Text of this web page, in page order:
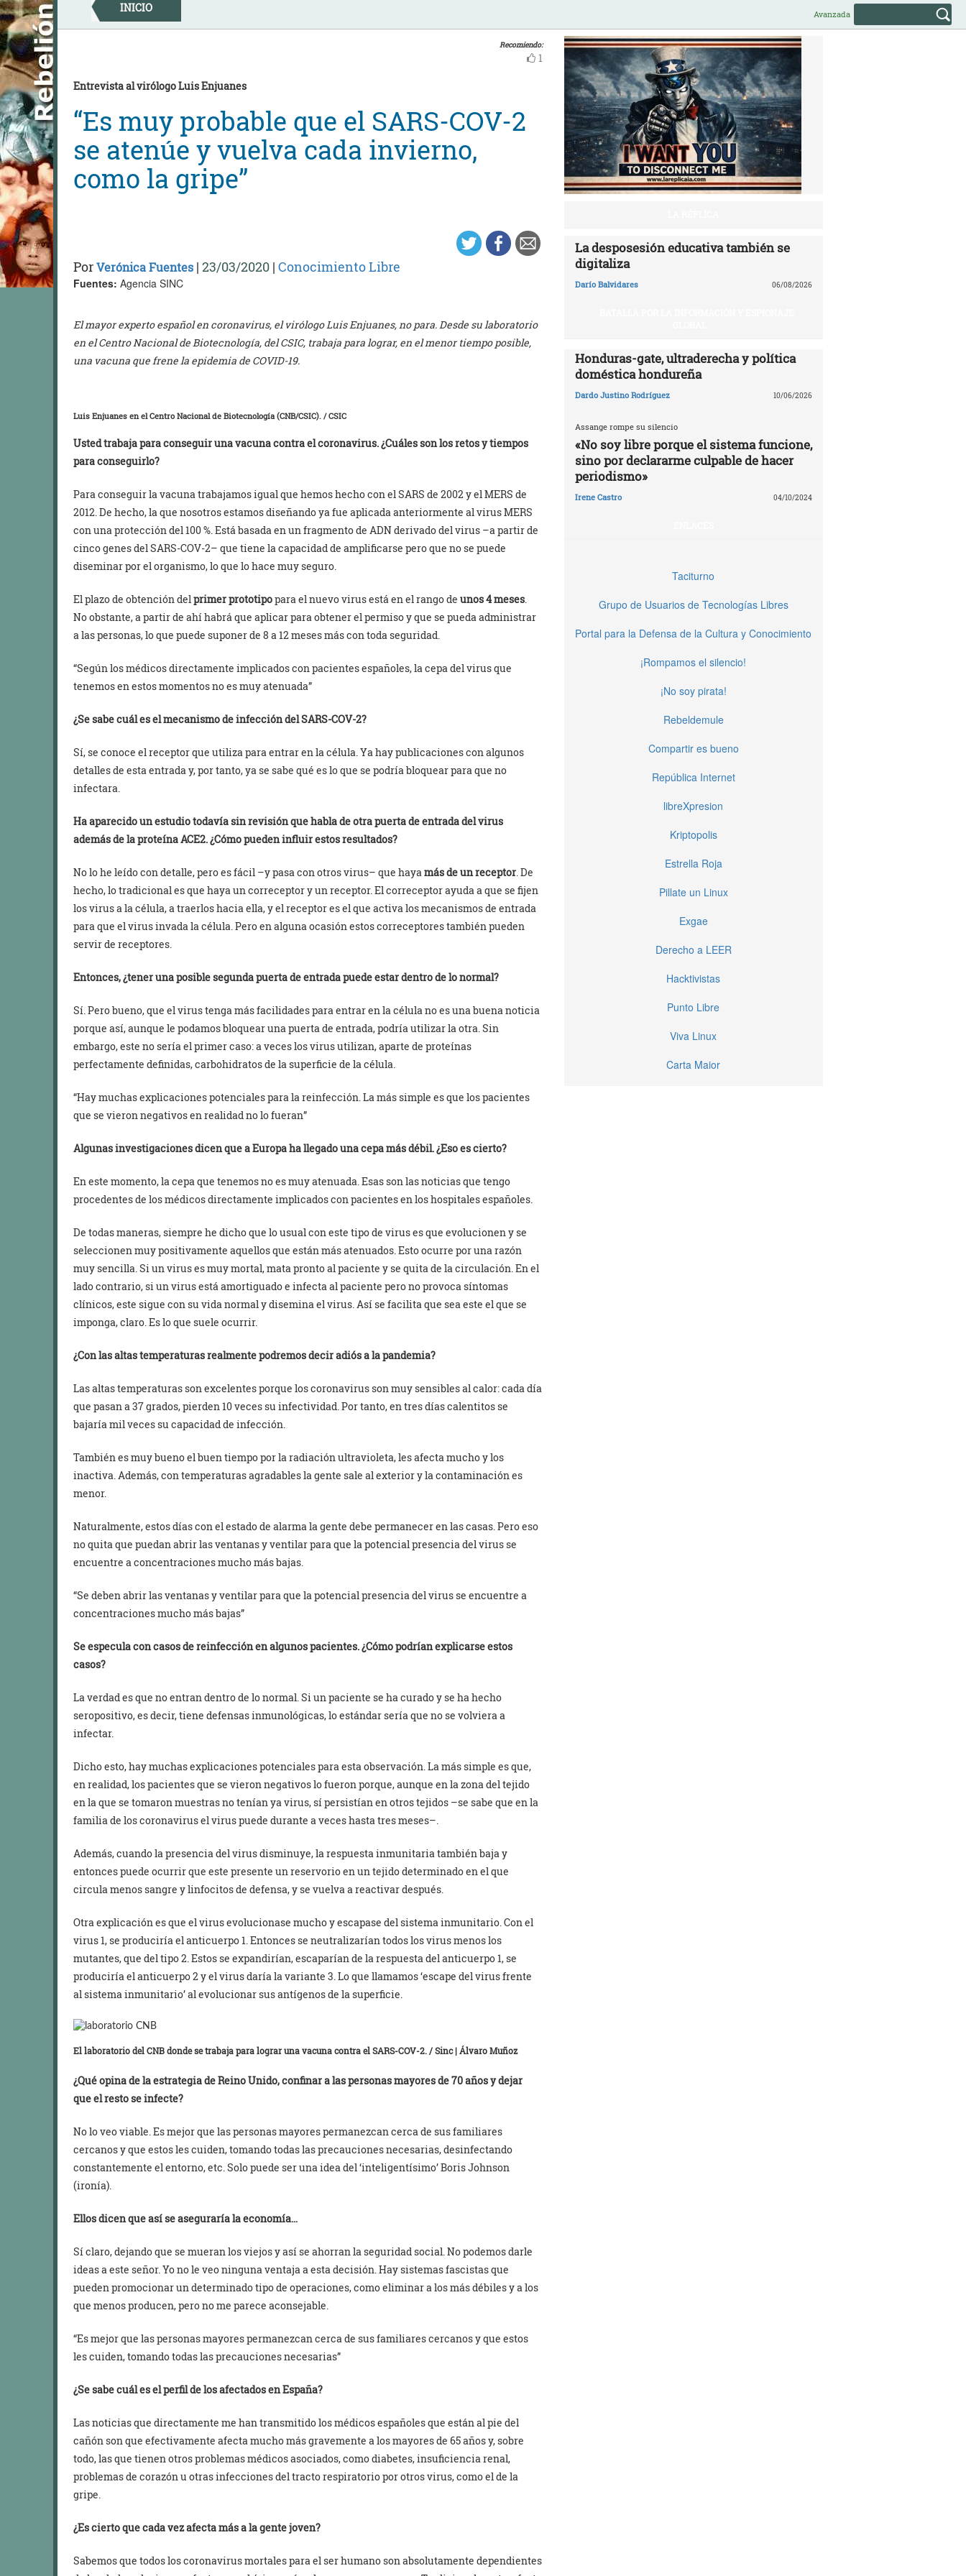
Skip
to
content
INICIO Avanzada
Recomiendo:
1
Entrevista al virólogo Luis Enjuanes
“Es muy probable que el SARS-COV-2
se atenúe y vuelva cada invierno,
como la gripe”
PorVerónica Fuentes | 23/03/2020 | Conocimiento Libre
Fuentes: Agencia SINC
El mayor experto español en coronavirus, el virólogo Luis Enjuanes, no para. Desde su laboratorio
en el Centro Nacional de Biotecnología, del CSIC, trabaja para lograr, en el menor tiempo posible,
una vacuna que frene la epidemia de COVID-19.
Luis Enjuanes en el Centro Nacional de Biotecnología (CNB/CSIC). / CSIC
Usted trabaja para conseguir una vacuna contra el coronavirus. ¿Cuáles son los retos y tiempos
para conseguirlo?
Para conseguir la vacuna trabajamos igual que hemos hecho con el SARS de 2002 y el MERS de
2012. De hecho, la que nosotros estamos diseñando ya fue aplicada anteriormente al virus MERS
con una protección del 100 %. Está basada en un fragmento de ADN derivado del virus –a partir de
cinco genes del SARS-COV-2– que tiene la capacidad de amplificarse pero que no se puede
diseminar por el organismo, lo que lo hace muy seguro.
El plazo de obtención delprimer prototipopara el nuevo virus está en el rango de unos 4 meses.
No obstante, a partir de ahí habrá que aplicar para obtener el permiso y que se pueda administrar
a las personas, lo que puede suponer de 8 a 12 meses más con toda seguridad.
“Según los médicos directamente implicados con pacientes españoles, la cepa del virus que
tenemos en estos momentos no es muy atenuada”
¿Se sabe cuál es el mecanismo de infección del SARS-COV-2?
Sí, se conoce el receptor que utiliza para entrar en la célula. Ya hay publicaciones con algunos
detalles de esta entrada y, por tanto, ya se sabe qué es lo que se podría bloquear para que no
infectara.
Ha aparecido un estudio todavía sin revisión que habla de otra puerta de entrada del virus
además de la proteína ACE2. ¿Cómo pueden influir estos resultados?
No lo he leído con detalle, pero es fácil –y pasa con otros virus– que hayamás de un receptor. De
hecho, lo tradicional es que haya un correceptor y un receptor. El correceptor ayuda a que se fijen
los virus a la célula, a traerlos hacia ella, y el receptor es el que activa los mecanismos de entrada
para que el virus invada la célula. Pero en alguna ocasión estos correceptores también pueden
servir de receptores.
Entonces, ¿tener una posible segunda puerta de entrada puede estar dentro de lo normal?
Sí. Pero bueno, que el virus tenga más facilidades para entrar en la célula no es una buena noticia
porque así, aunque le podamos bloquear una puerta de entrada, podría utilizar la otra. Sin
embargo, este no sería el primer caso: a veces los virus utilizan, aparte de proteínas
perfectamente definidas, carbohidratos de la superficie de la célula.
“Hay muchas explicaciones potenciales para la reinfección. La más simple es que los pacientes
que se vieron negativos en realidad no lo fueran”
Algunas investigaciones dicen que a Europa ha llegado una cepa más débil. ¿Eso es cierto?
En este momento, la cepa que tenemos no es muy atenuada. Esas son las noticias que tengo
procedentes de los médicos directamente implicados con pacientes en los hospitales españoles.
De todas maneras, siempre he dicho que lo usual con este tipo de virus es que evolucionen y se
seleccionen muy positivamente aquellos que están más atenuados. Esto ocurre por una razón
muy sencilla. Si un virus es muy mortal, mata pronto al paciente y se quita de la circulación. En el
lado contrario, si un virus está amortiguado e infecta al paciente pero no provoca síntomas
clínicos, este sigue con su vida normal y disemina el virus. Así se facilita que sea este el que se
imponga, claro. Es lo que suele ocurrir.
¿Con las altas temperaturas realmente podremos decir adiós a la pandemia?
Las altas temperaturas son excelentes porque los coronavirus son muy sensibles al calor: cada día
que pasan a 37 grados, pierden 10 veces su infectividad. Por tanto, en tres días calentitos se
bajaría mil veces su capacidad de infección.
También es muy bueno el buen tiempo por la radiación ultravioleta, les afecta mucho y los
inactiva. Además, con temperaturas agradables la gente sale al exterior y la contaminación es
menor.
Naturalmente, estos días con el estado de alarma la gente debe permanecer en las casas. Pero eso
no quita que puedan abrir las ventanas y ventilar para que la potencial presencia del virus se
encuentre a concentraciones mucho más bajas.
“Se deben abrir las ventanas y ventilar para que la potencial presencia del virus se encuentre a
concentraciones mucho más bajas”
Se especula con casos de reinfección en algunos pacientes. ¿Cómo podrían explicarse estos
casos?
La verdad es que no entran dentro de lo normal. Si un paciente se ha curado y se ha hecho
seropositivo, es decir, tiene defensas inmunológicas, lo estándar sería que no se volviera a
infectar.
Dicho esto, hay muchas explicaciones potenciales para esta observación. La más simple es que,
en realidad, los pacientes que se vieron negativos lo fueron porque, aunque en la zona del tejido
en la que se tomaron muestras no tenían ya virus, sí persistían en otros tejidos –se sabe que en la
familia de los coronavirus el virus puede durante a veces hasta tres meses–.
Además, cuando la presencia del virus disminuye, la respuesta inmunitaria también baja y
entonces puede ocurrir que este presente un reservorio en un tejido determinado en el que
circula menos sangre y linfocitos de defensa, y se vuelva a reactivar después.
Otra explicación es que el virus evolucionase mucho y escapase del sistema inmunitario. Con el
virus 1, se produciría el anticuerpo 1. Entonces se neutralizarían todos los virus menos los
mutantes, que del tipo 2. Estos se expandirían, escaparían de la respuesta del anticuerpo 1, se
produciría el anticuerpo 2 y el virus daría la variante 3. Lo que llamamos ‘escape del virus frente
al sistema inmunitario’ al evolucionar sus antígenos de la superficie.
El laboratorio del CNB donde se trabaja para lograr una vacuna contra el SARS-COV-2. / Sinc | Álvaro Muñoz
¿Qué opina de la estrategia de Reino Unido, confinar a las personas mayores de 70 años y dejar
que el resto se infecte?
No lo veo viable. Es mejor que las personas mayores permanezcan cerca de sus familiares
cercanos y que estos les cuiden, tomando todas las precauciones necesarias, desinfectando
constantemente el entorno, etc. Solo puede ser una idea del ‘inteligentísimo’ Boris Johnson
(ironía).
Ellos dicen que así se aseguraría la economía…
Sí claro, dejando que se mueran los viejos y así se ahorran la seguridad social. No podemos darle
ideas a este señor. Yo no le veo ninguna ventaja a esta decisión. Hay sistemas fascistas que
pueden promocionar un determinado tipo de operaciones, como eliminar a los más débiles y a los
que menos producen, pero no me parece aconsejable.
“Es mejor que las personas mayores permanezcan cerca de sus familiares cercanos y que estos
les cuiden, tomando todas las precauciones necesarias”
¿Se sabe cuál es el perfil de los afectados en España?
Las noticias que directamente me han transmitido los médicos españoles que están al pie del
cañón son que efectivamente afecta mucho más gravemente a los mayores de 65 años y, sobre
todo, las que tienen otros problemas médicos asociados, como diabetes, insuficiencia renal,
problemas de corazón u otras infecciones del tracto respiratorio por otros virus, como el de la
gripe.
¿Es cierto que cada vez afecta más a la gente joven?
Sabemos que todos los coronavirus mortales para el ser humano son absolutamente dependientes
La desposesión educativa también se
digitaliza
Darío Balvidares 06/08/2026
Honduras-gate, ultraderecha y política
doméstica hondureña
Dardo Justino Rodríguez 10/06/2026
Assange rompe su silencio
«No soy libre porque el sistema funcione,
sino por declararme culpable de hacer
periodismo»
Irene Castro 04/10/2024
Taciturno
Grupo de Usuarios de Tecnologías Libres
Portal para la Defensa de la Cultura y Conocimiento
¡Rompamos el silencio!
¡No soy pirata!
Rebeldemule
Compartir es bueno
República Internet
libreXpresion
Kriptopolis
Estrella Roja
Pillate un Linux
Exgae
Derecho a LEER
Hacktivistas
Punto Libre
Viva Linux
Carta Maior